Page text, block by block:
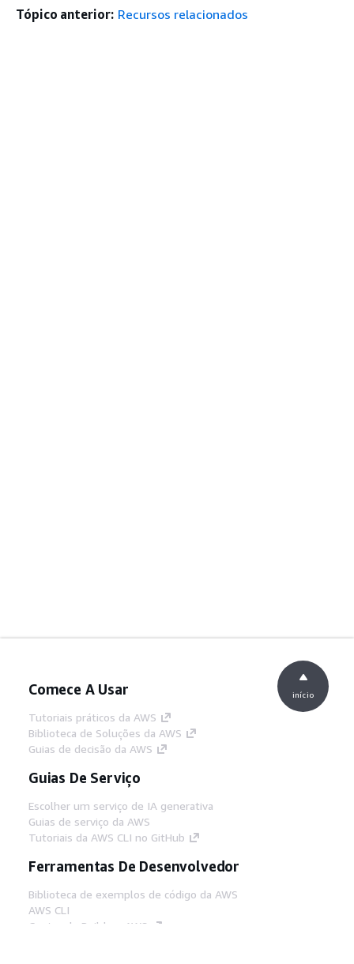
Tópico anterior: Recursos relacionados
Comece A Usar
Tutoriais práticos da AWS
Biblioteca de Soluções da AWS
Guias de decisão da AWS
Guias De Serviço
Escolher um serviço de IA generativa
Guias de serviço da AWS
Tutoriais da AWS CLI no GitHub
Ferramentas De Desenvolvedor
Biblioteca de exemplos de código da AWS
AWS CLI
Centro de Builders AWS
início